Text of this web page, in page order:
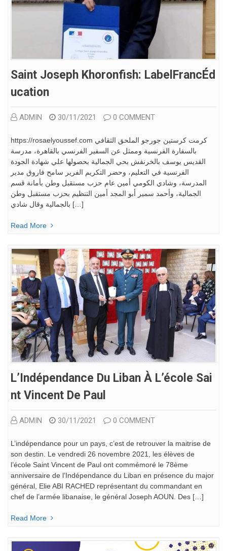
Saint Joseph Khoronfish: LabelFrancÉd
Ucation
ADMIN 30/11/2021 0 COMMENT
https://rosaelyoussef.com كرمت كرستين جورجو الملحق الثقافي
بالسفارة الفرنسية وممثل عن السفير الفرنسي بالقاهرة، مدرسة
القديس يوسف بالخرنفش بحي الجمالية بحصولها علي شهادة الجودة
الفرنسية في التعليم، وحضر التكريم الفرير سامح فاروق مدير
المدرسة، وشادي الكومي أمين عام حزب مستقبل وطن بأمانة قسم
الجمالية، وأحمد سمير أبو المجد أمين التنظيم بحزب مستقبل وطن
بالجمالية وقال شادي […]
Read More
L’Indépendance Du Liban À L’école Sai
Nt Vincent De Paul
ADMIN 30/11/2021 0 COMMENT
L’indépendance pour un pays, c’est de retrouver la maitrise de
son destin. Le vendredi 26 novembre 2021, les élèves de
l’école Saint Vincent de Paul ont commémoré le 78ème
anniversaire de l’Indépendance du Liban en présence du major
général, Elie ABI RACHED représentant du commandant en
chef de l’armée libanaise, le général Joseph AOUN. Des […]
Read More